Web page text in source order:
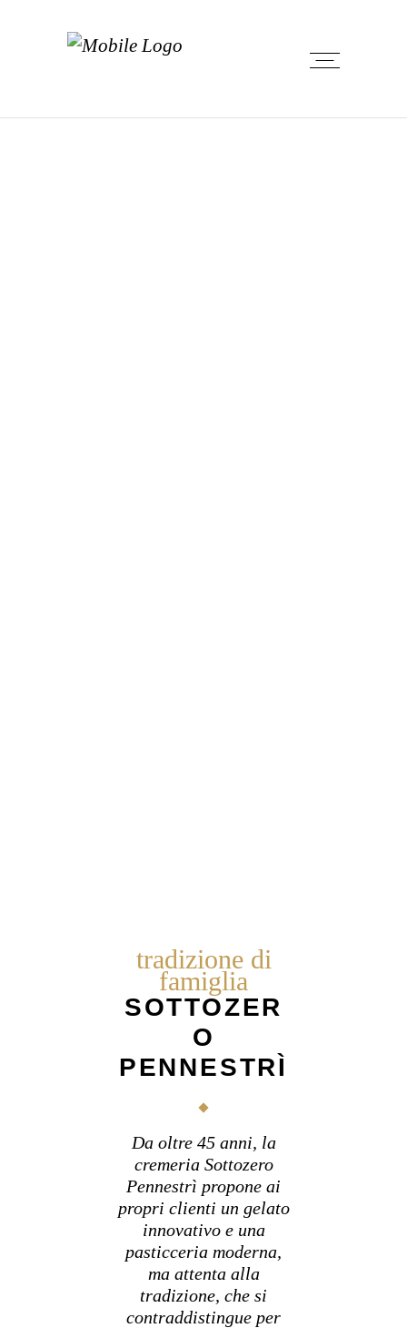
tradizione di
famiglia
SOTTOZER
O
PENNESTRÌ
Da oltre 45 anni, la
cremeria Sottozero
Pennestrì propone ai
propri clienti un gelato
innovativo e una
pasticceria moderna,
ma attenta alla
tradizione, che si
contraddistingue per